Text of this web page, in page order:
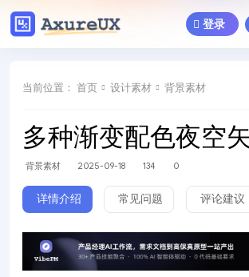
登录
当前位置： 首页 设计素材 背景素材
多种渐变配色夜空
背景素材 2025-09-18 134 0
详情介绍 常见问题 评论建议